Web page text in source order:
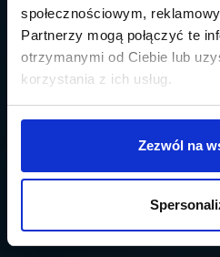
społecznościowym,
Partnerzy mogą połączyć te
otrzymanymi od Ciebie lub
korzystania z ich usług.
Zezwól na